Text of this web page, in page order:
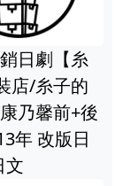
日劇【糸
店/糸子的
乃馨前+後
年 改版日
文